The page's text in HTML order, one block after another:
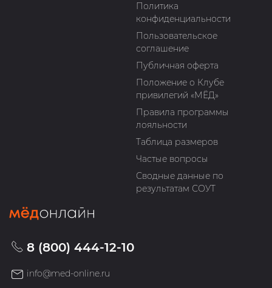
Политика
конфиденциальности
Пользовательское
соглашение
Публичная оферта
Положение о Клубе
привилегий «МЁД»
Правила программы
лояльности
Таблица размеров
Частые вопросы
Сводные данные по
результатам СОУТ
8 (800) 444-12-10
info@med-online.ru